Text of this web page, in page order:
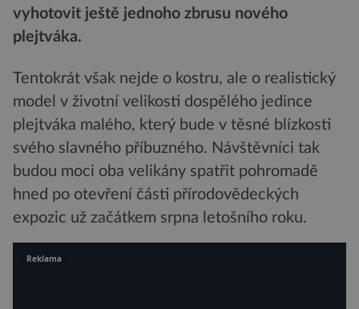
vyhotovit ještě jednoho zbrusu nového
plejtváka.
Tentokrát však nejde o kostru, ale o realistický
model v životní velikosti dospělého jedince
plejtváka malého, který bude v těsné blízkosti
svého slavného příbuzného. Návštěvníci tak
budou moci oba velikány spatřit pohromadě
hned po otevření části přírodovědeckých
expozic už začátkem srpna letošního roku.
Reklama